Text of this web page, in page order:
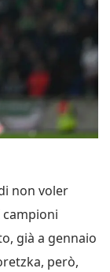
non voler
già a gennaio
però,